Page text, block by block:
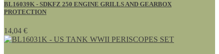
BL16039K - SDKFZ 250 ENGINE GRILLS AND GEARBOX
PROTECTION
14,04 €